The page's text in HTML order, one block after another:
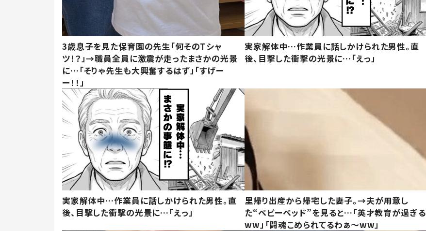
3歳息子を見た保育園の先生「何そのTシャ
ツ！？」→職員全員に激震が走ったまさかの光景
に…「そりゃ先生も大興奮するはず」「すげー
ー！！」
実家解体中…作業員に話しかけられた男性。直
後、目撃した衝撃の光景に…「えっ」
実家解体中…作業員に話しかけられた男性。直
後、目撃した衝撃の光景に…「えっ」
里帰り出産から帰宅した妻子。→夫が用意し
た“ベビーベッド”を見ると…「英才教育が過ぎる
ww」「闘魂こめられてるわぁ～ww」